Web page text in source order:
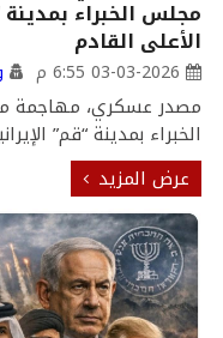
مجلس الخبراء بمدينة
الأعلى القادم
03-03-2026 6:55 م
مصدر عسكري، مهاجمة
الخبراء بمدينة “قم”
عرض المزيد